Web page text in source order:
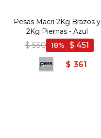
Pesas Macri 2Kg Brazos y
2Kg Piernas - Azul
$ 550 $ 451
18
$ 361